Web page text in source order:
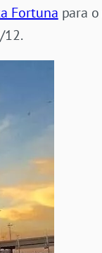
Fortuna para
12.